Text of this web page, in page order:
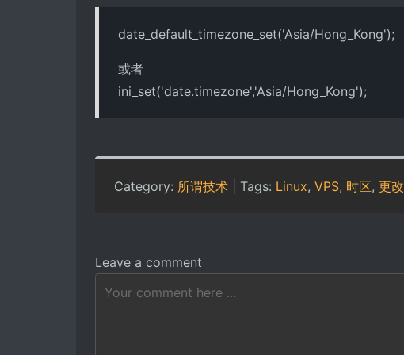
date_default_timezone_set('Asia/Hong_Kong');
或者
ini_set('date.timezone','Asia/Hong_Kong');
Category: 所谓技术 | Tags: Linux, VPS, 时区, 更改
Leave a comment